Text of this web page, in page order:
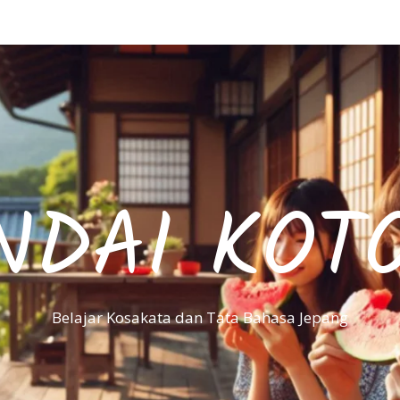
Belajar Kosakata dan Tata Bahasa Jepang